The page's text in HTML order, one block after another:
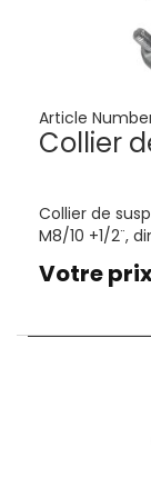
Article
Collier
Collier de
M8/10 +1/2¨,
Votre